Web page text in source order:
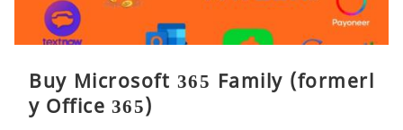
Buy Microsoft 365 Family (formerl
y Office 365)